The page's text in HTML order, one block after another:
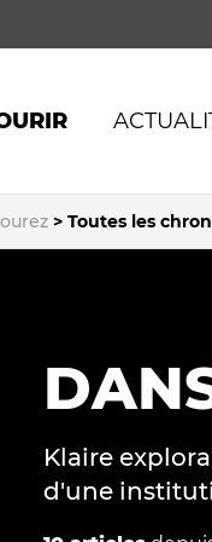
SE
publications
vidéos
DU SITE
Toutes les
Klaire
d'une